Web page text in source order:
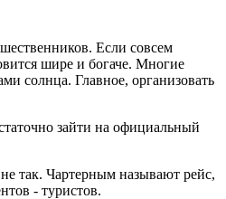
Если совсем
шире и богаче. Многие
солнца. Главное, организовать
зайти на официальный
так. Чартерным называют рейс,
- туристов.